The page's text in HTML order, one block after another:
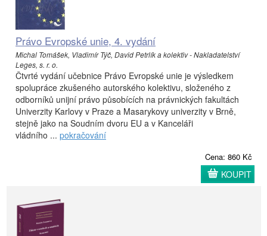
Právo Evropské unie, 4. vydání
Michal Tomášek, Vladimír Týč, David Petrlík a kolektiv - Nakladatelství
Leges, s. r. o.
Čtvrté vydání učebnice Právo Evropské unie je výsledkem
spolupráce zkušeného autorského kolektivu, složeného z
odborníků unijní právo působících na právnických fakultách
Univerzity Karlovy v Praze a Masarykovy univerzity v Brně,
stejně jako na Soudním dvoru EU a v Kanceláři
vládního ... pokračování
Cena: 860 Kč
KOUPIT